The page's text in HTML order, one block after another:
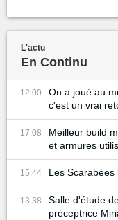
L'actu
En Continu
12:00
On a joué au
c'est un vrai
17:08
Meilleur build
et armures
15:44 Les Scarabées
13:38
Salle d'étude
préceptrice